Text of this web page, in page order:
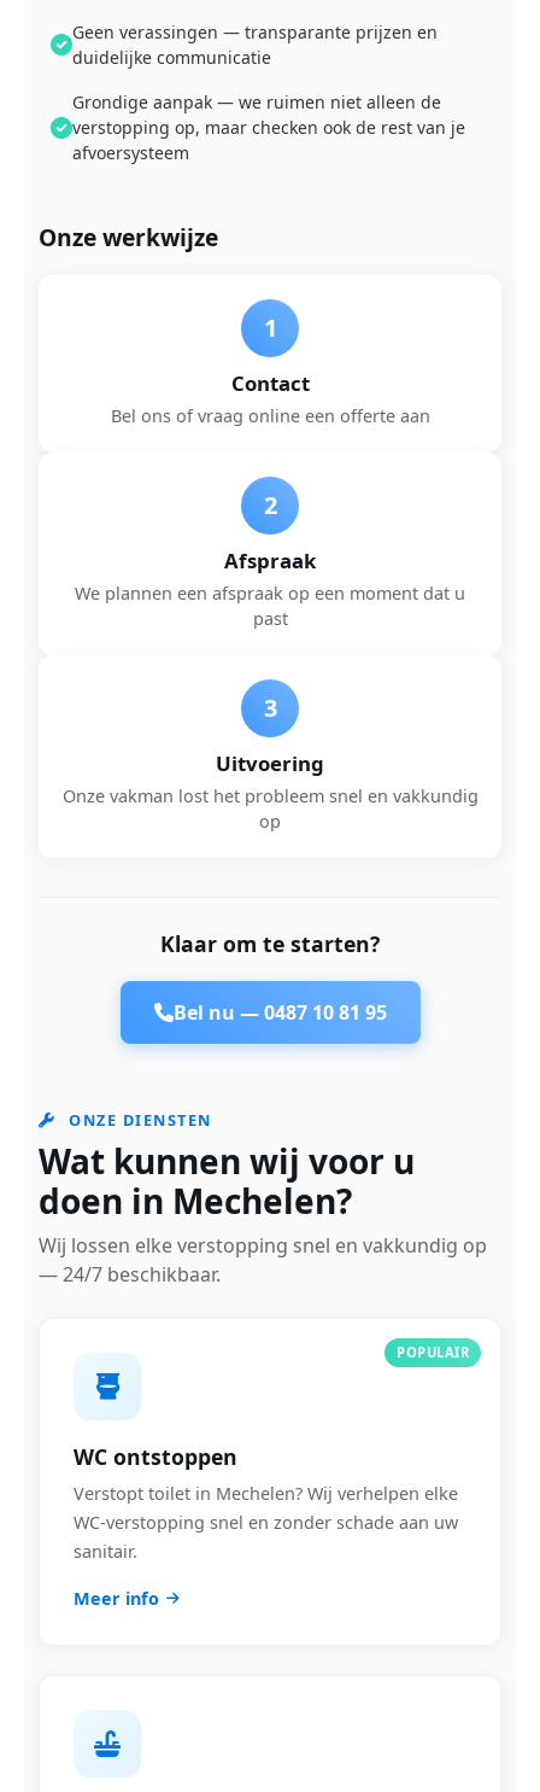
Geen verassingen — transparante prijzen en
duidelijke communicatie
Grondige aanpak — we ruimen niet alleen de
verstopping op, maar checken ook de rest van je
afvoersysteem
Onze werkwijze
1
Contact
Bel ons of vraag online een offerte aan
2
Afspraak
We plannen een afspraak op een moment dat u
past
3
Uitvoering
Onze vakman lost het probleem snel en vakkundig
op
Klaar om te starten?
Bel nu —0487 10 81 95
ONZE DIENSTEN
Wat kunnen wij voor u
doen in Mechelen?
Wij lossen elke verstopping snel en vakkundig op
— 24/7 beschikbaar.
POPULAIR
WC ontstoppen
Verstopt toilet in Mechelen? Wij verhelpen elke
WC-verstopping snel en zonder schade aan uw
sanitair.
Meer info